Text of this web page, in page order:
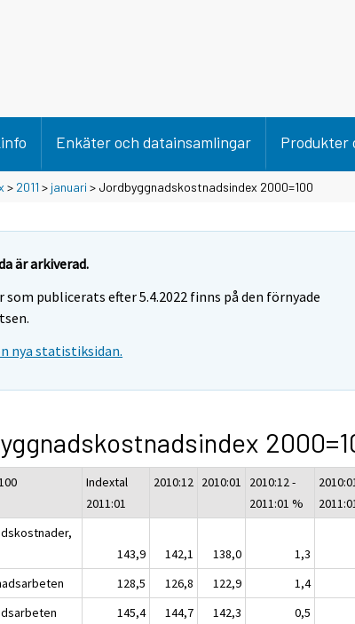
Enkäter och datainsamlingar Produkter
> 2011 > januari > Jordbyggnadskostnadsindex 2000=100
är arkiverad.
som publicerats efter 5.4.2022 finns på den förnyade
nya statistiksidan.
Indextal
2011:01
2010:12 2010:01
2010:12 -
2011:01 %
143,9 142,1 138,0
1,3
128,5 126,8 122,9
1,4
145,4 144,7 142,3
0,5